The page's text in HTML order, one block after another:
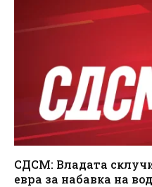
СДСМ: Владата
евра за набавка на